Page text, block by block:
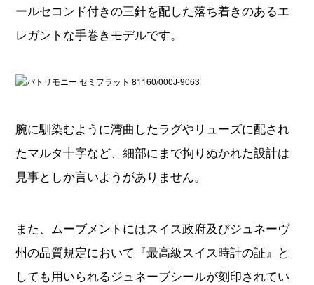
ールセコンド付きの三針を配した落ち着きのあるエ
レガントな手巻きモデルです。
腕に馴染むように湾曲したラグやリューズに配され
たマルタ十字など、細部にまで拘りぬかれた設計は
見事としか言いようがありません。
また、ムーブメントにはスイス政府及びジュネーヴ
州の品質規定において『最高級スイス時計の証』と
しても用いられるジュネーブシールが刻印されてい